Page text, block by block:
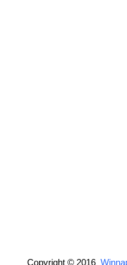
Copyright © 2016